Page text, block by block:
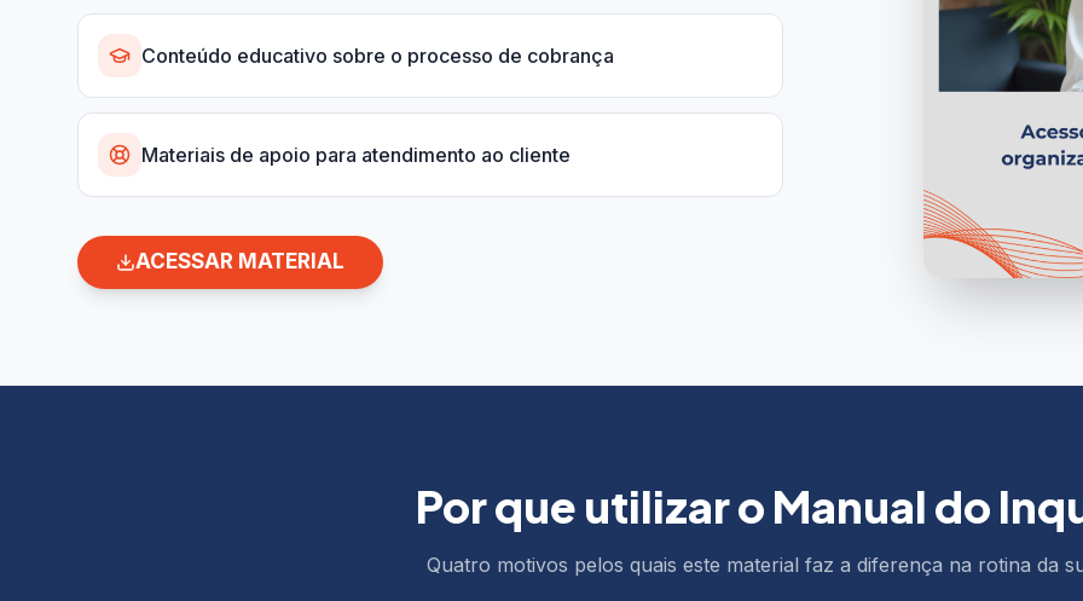
Conteúdo educativo sobre o processo de cobrança
Materiais de apoio para atendimento ao cliente
ACESSAR MATERIAL
Por que utilizar o Manual do
Quatro motivos pelos quais este material faz a diferença na rotina da